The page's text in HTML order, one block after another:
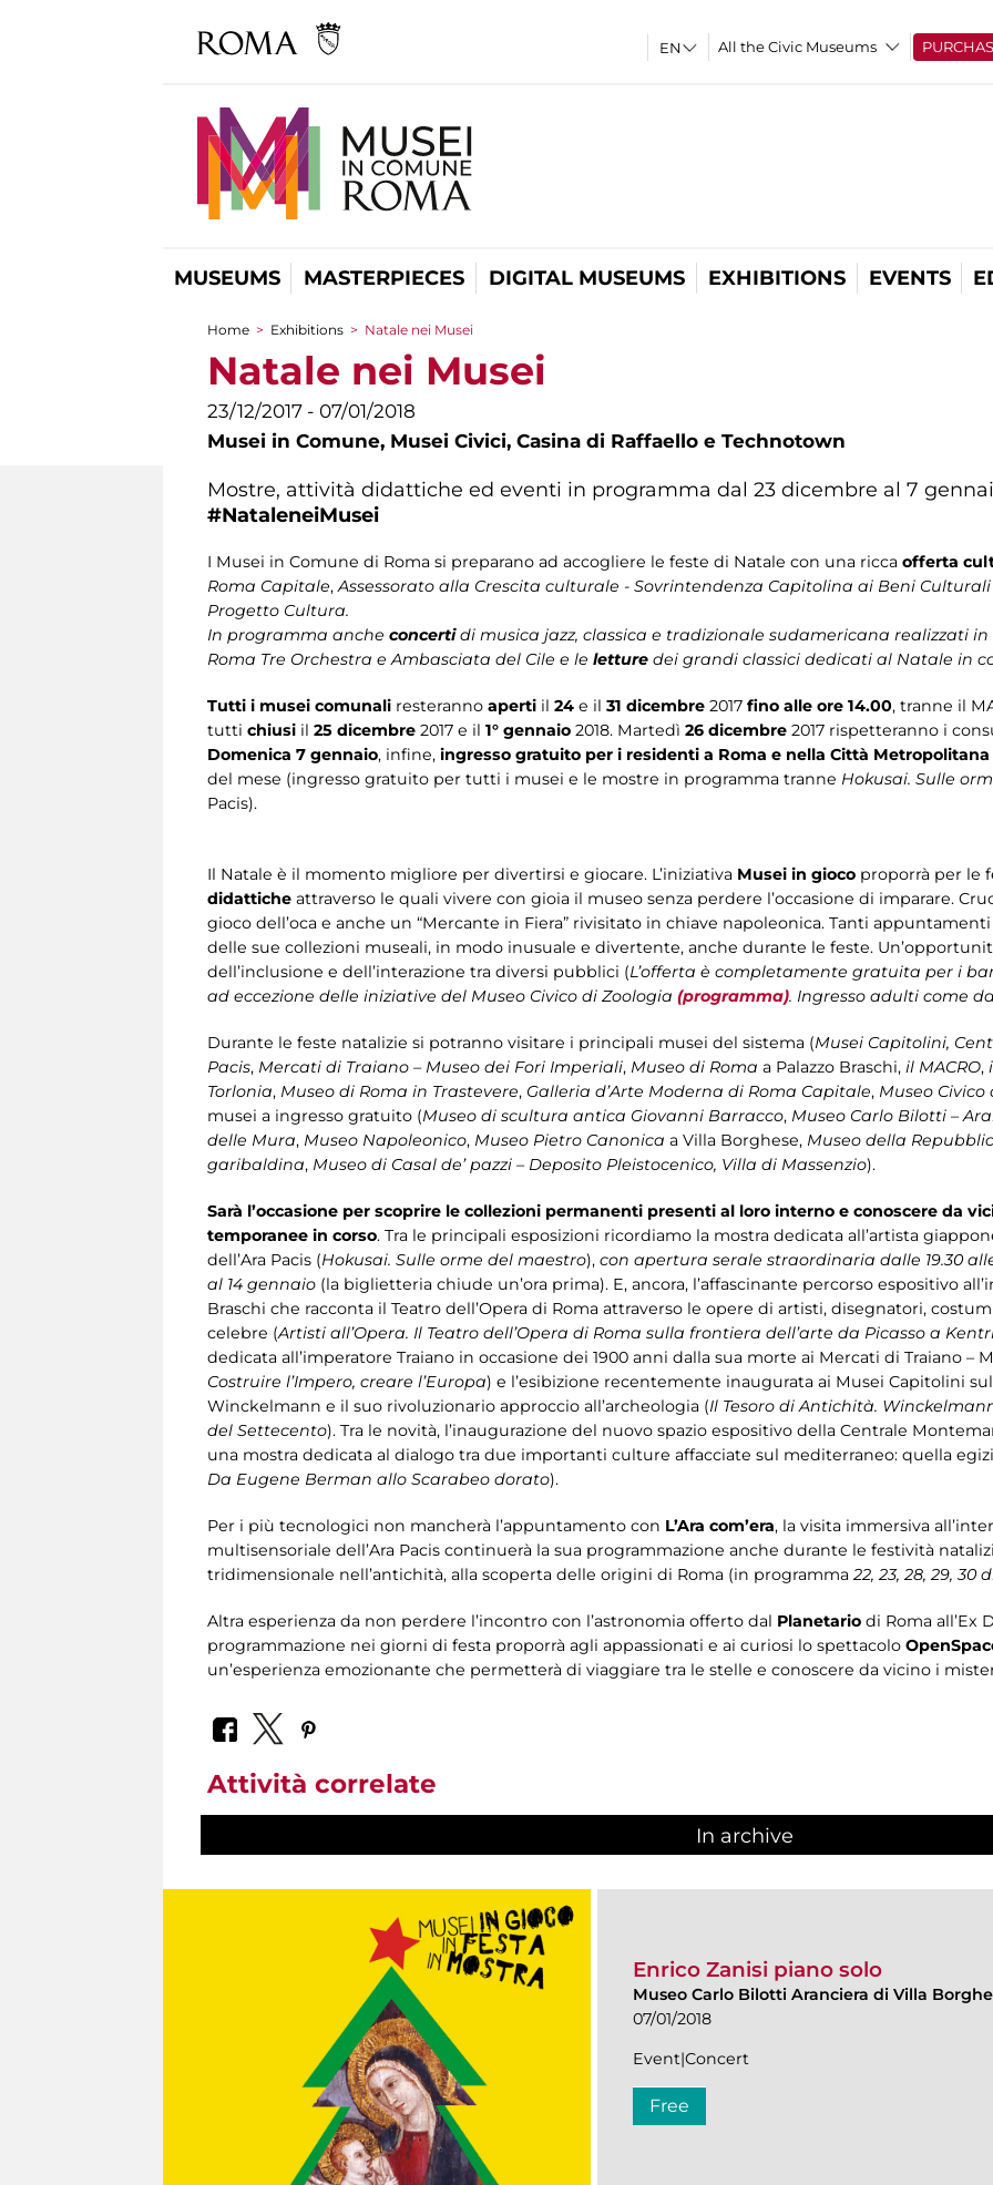
All the Civic Museums
MUSEUMS MASTERPIECES DIGITAL MUSEUMS EXHIBITIONS EVENTS
You are here
Home > Exhibitions > Natale nei Musei
Natale nei Musei
23/12/2017 - 07/01/2018
Musei in Comune, Musei Civici, Casina di Raffaello e Technotown
Mostre, attività didattiche ed eventi in programma dal 23 dicembre al 7
#NataleneiMusei​
I Musei in Comune di Roma si preparano ad accogliere le feste di Natale con una ricca offerta
Roma Capitale,Assessorato alla Crescita culturale - Sovrintendenza Capitolina ai Beni Culturali
Progetto Cultura.
In programma anche concertidi musica jazz, classica e tradizionale sudamericana realizzati in
Roma Tre Orchestra e Ambasciata del Cile e le letture dei grandi classici dedicati al Natale in
Tutti i musei comunali resteranno aperti il 24 e il 31 dicembre 2017 fino alle ore 14.00, tranne il
tutti chiusi il 25 dicembre 2017 e il 1° gennaio 2018. Martedì 26 dicembre 2017 rispetteranno i
Domenica 7 gennaio, infine, ingresso gratuito per i residenti a Roma e nella Città Metropolitana
del mese (ingresso gratuito per tutti i musei e le mostre in programma tranne Hokusai. Sulle
Pacis).
Il Natale è il momento migliore per divertirsi e giocare. L’iniziativa Musei in gioco proporrà per le
didattiche attraverso le quali vivere con gioia il museo senza perdere l’occasione di imparare.
gioco dell’oca e anche un “Mercante in Fiera” rivisitato in chiave napoleonica. Tanti
delle sue collezioni museali, in modo inusuale e divertente, anche durante le feste.
dell’inclusione e dell’interazione tra diversi pubblici (L’offerta è completamente gratuita per i
ad eccezione delle iniziative del Museo Civico di Zoologia (programma). Ingresso adulti come
Durante le feste natalizie si potranno visitare i principali musei del sistema (Musei Capitolini,
Pacis, Mercati di Traiano – Museo dei Fori Imperiali, Museo di Roma a Palazzo Braschi, il MACRO,
Torlonia, Museo di Roma in Trastevere, Galleria d’Arte Moderna di Roma Capitale, Museo Civico
musei a ingresso gratuito (Museo di scultura antica Giovanni Barracco, Museo Carlo Bilotti –
delle Mura, Museo Napoleonico, Museo Pietro Canonica a Villa Borghese, Museo della
garibaldina, Museo di Casal de’ pazzi – Deposito Pleistocenico, Villa di Massenzio).
Sarà l’occasione per scoprire le collezioni permanenti presenti al loro interno e conoscere da
temporanee in corso. Tra le principali esposizioni ricordiamo la mostra dedicata all’artista
dell’Ara Pacis (Hokusai. Sulle orme del maestro), con apertura serale straordinaria dalle 19.30
al 14 gennaio (la biglietteria chiude un’ora prima). E, ancora, l’affascinante percorso espositivo
Braschi che racconta il Teatro dell’Opera di Roma attraverso le opere di artisti, disegnatori,
celebre (Artisti all’Opera. Il Teatro dell’Opera di Roma sulla frontiera dell’arte da Picasso a
dedicata all’imperatore Traiano in occasione dei 1900 anni dalla sua morte ai Mercati di Traiano –
Costruire l’Impero, creare l’Europa) e l’esibizione recentemente inaugurata ai Musei Capitolini
Winckelmann e il suo rivoluzionario approccio all’archeologia (Il Tesoro di Antichità.
del Settecento). Tra le novità, l’inaugurazione del nuovo spazio espositivo della Centrale
una mostra dedicata al dialogo tra due importanti culture affacciate sul mediterraneo: quella
Da Eugene Berman allo Scarabeo dorato).
Per i più tecnologici non mancherà l’appuntamento con L’Ara com’era, la visita immersiva
multisensoriale dell’Ara Pacis continuerà la sua programmazione anche durante le festività
tridimensionale nell’antichità, alla scoperta delle origini di Roma (in programma 22, 23, 28, 29, 30
Altra esperienza da non perdere l’incontro con l’astronomia offerto dal Planetario di Roma all’Ex
programmazione nei giorni di festa proporrà agli appassionati e ai curiosi lo spettacolo
un’esperienza emozionante che permetterà di viaggiare tra le stelle e conoscere da vicino i
Attività correlate
In archive
Enrico Zanisi piano solo
Museo Carlo Bilotti Aranciera di Villa
07/01/2018
Event|Concert
Free